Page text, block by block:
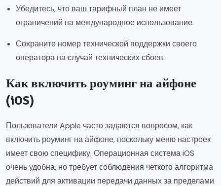
Убедитесь, что ваш тарифный план не имеет
ограничений на международное использование.
Сохраните номер технической поддержки своего
оператора на случай технических сбоев.
Как включить роуминг на айфоне
(iOS)
Пользователи Apple часто задаются вопросом, как
включить роуминг на айфоне, поскольку меню настроек
имеет свою специфику. Операционная система iOS
очень удобна, но требует соблюдения четкого алгоритма
действий для активации передачи данных за пределами